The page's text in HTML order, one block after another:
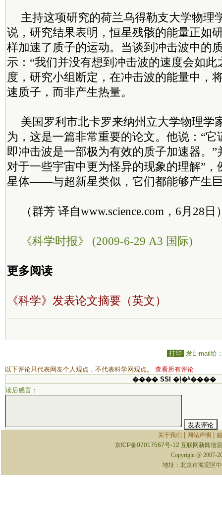
主持这项研究的荷兰乌得勒支大学物理
说，研究结果表明，恒星残骸的能量正如
样加速了质子的运动。当谈到冲击波中的
示：“我们并没有想到冲击波的速度会如此
度，研究小组断定，在冲击波的能量中，
速质子，而非产生热量。
美国罗利市北卡罗来纳州立大学物理学
为，这是一篇非常重要的论文。他说：“
即冲击波是一部极为有效的质子加速器。”
对于一些宇宙中更为怪异的现象的理解”
星体——与超新星类似，它们都能够产生
（群芳 译自www.science.com，6月28日
《科学时报》 (2009-6-29 A3 国际)
更多阅读
《科学》发表论文摘要（英文）
打印 发E-mail给
以下评论只代表网友个人观点，不代表科学网观点。 查看所有评论
���� SSI �ļ�ʱ����
读后感言：
关于我们 网站声明
京ICP备07017567号-12 互联网新闻信
Copyright @ 2007-
地址：北京市海淀区